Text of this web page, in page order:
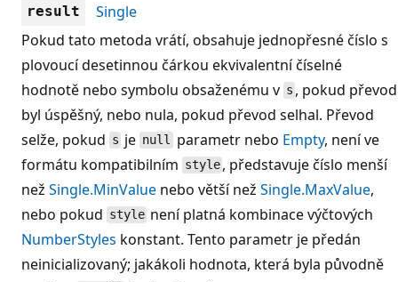
result
Single
Pokud tato metoda vrátí, obsahuje jednopřesné číslo s
plovoucí desetinnou čárkou ekvivalentní číselné
hodnotě nebo symbolu obsaženému v s , pokud převod
byl úspěšný, nebo nula, pokud převod selhal. Převod
selže, pokud s je null parametr nebo Empty, není ve
formátu kompatibilním style , představuje číslo menší
než Single.MinValue nebo větší než Single.MaxValue,
nebo pokud style není platná kombinace výčtových
NumberStyles konstant. Tento parametr je předán
neinicializovaný; jakákoli hodnota, která byla původně